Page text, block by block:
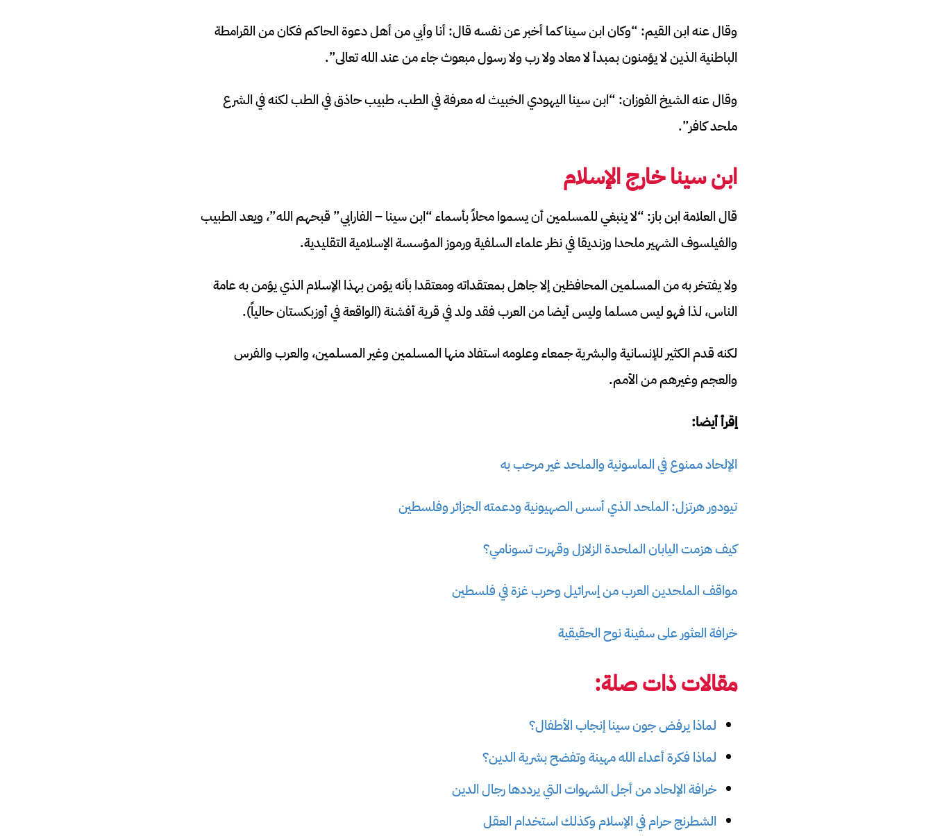
وقال عنه ابن القيم: “وكان ابن سينا كما أخبر عن نفسه قال: أنا وأبي من أهل دعوة الحاكم فكان من القرامطة
الباطنية الذين لا يؤمنون بمبدأ لا معاد ولا رب ولا رسول مبعوث جاء من عند الله تعالى”.
وقال عنه الشيخ الفوزان: “ابن سينا اليهودي الخبيث له معرفة في الطب، طبيب حاذق في الطب لكنه في الشرع
ملحد كافر”.
ابن سينا خارج الإسلام
قال العلامة ابن باز: “لا ينبغي للمسلمين أن يسموا محلاً بأسماء “ابن سينا – الفارابي” قبحهم الله”، ويعد الطبيب
والفيلسوف الشهير ملحدا وزنديقا في نظر علماء السلفية ورموز المؤسسة الإسلامية التقليدية.
ولا يفتخر به من المسلمين المحافظين إلا جاهل بمعتقداته ومعتقدا بأنه يؤمن بهذا الإسلام الذي يؤمن به عامة
الناس، لذا فهو ليس مسلما وليس أيضا من العرب فقد ولد في قرية أفشنة (الواقعة في أوزبكستان حالياً).
لكنه قدم الكثير للإنسانية والبشرية جمعاء وعلومه استفاد منها المسلمين وغير المسلمين، والعرب والفرس
والعجم وغيرهم من الأمم.
إقرأ أيضا:
الإلحاد ممنوع في الماسونية والملحد غير مرحب به
تيودور هرتزل: الملحد الذي أسس الصهيونية ودعمته الجزائر وفلسطين
كيف هزمت اليابان الملحدة الزلازل وقهرت تسونامي؟
مواقف الملحدين العرب من إسرائيل وحرب غزة في فلسطين
خرافة العثور على سفينة نوح الحقيقية
مقالات ذات صلة:
لماذا يرفض جون سينا إنجاب الأطفال؟
لماذا فكرة أعداء الله مهينة وتفضح بشرية الدين؟
خرافة الإلحاد من أجل الشهوات التي يرددها رجال الدين
الشطرنج حرام في الإسلام وكذلك استخدام العقل